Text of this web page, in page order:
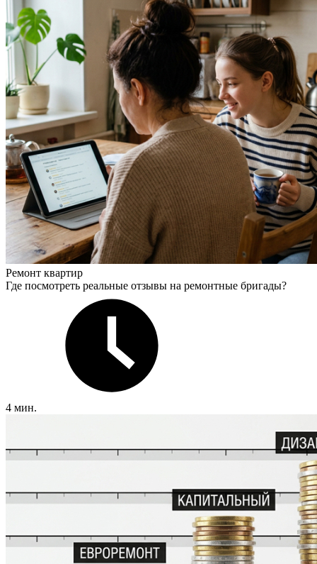
Ремонт квартир
Где посмотреть реальные отзывы на ремонтные бригады?
4 мин.